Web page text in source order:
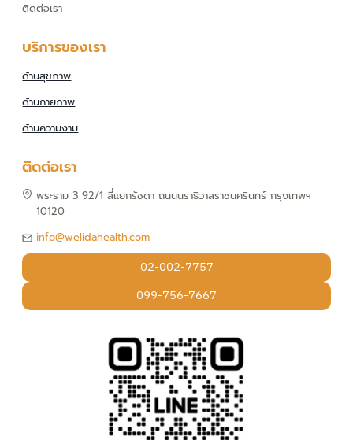
ติดต่อเรา
บริการของเรา
ด้านสุขภาพ
ด้านกายภาพ
ด้านความงาม
ติดต่อเรา
พระราม 3 92/1 สี่แยกรัชดา ถนนนราธิวาสราชนครินทร์ กรุงเทพฯ
10120
info@welidahealth.com
02-002-7757
099-756-7667